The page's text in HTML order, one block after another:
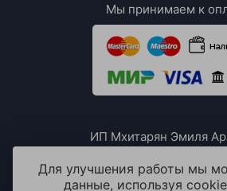
Мы принимаем к
ИП Мхитарян Эмиля
ИНН:
ОГРН / ОГРНИП:
Для улучшения работы мы
данные, используя